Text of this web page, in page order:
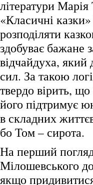
літератури
«Класичні
розподіляти
здобуває бажане
відчайдуха, який
сил. За такою
твердо вірить,
його підтримує
в складних
бо Том – сирота.
На перший
Мілошевського
якщо